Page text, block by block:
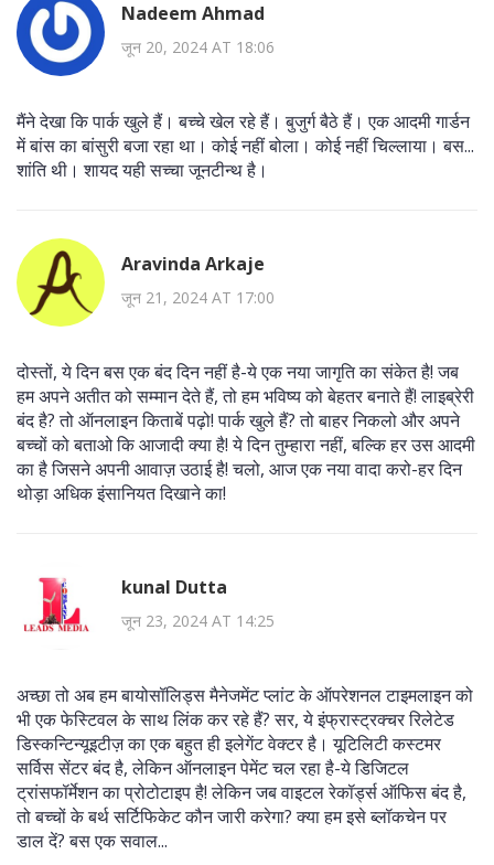
Nadeem Ahmad
जून 20, 2024 AT 18:06
मैंने देखा कि पार्क खुले हैं। बच्चे खेल रहे हैं। बुजुर्ग बैठे हैं। एक आदमी गार्डन
में बांस का बांसुरी बजा रहा था। कोई नहीं बोला। कोई नहीं चिल्लाया। बस...
शांति थी। शायद यही सच्चा जूनटीन्थ है।
Aravinda Arkaje
जून 21, 2024 AT 17:00
दोस्तों, ये दिन बस एक बंद दिन नहीं है-ये एक नया जागृति का संकेत है! जब
हम अपने अतीत को सम्मान देते हैं, तो हम भविष्य को बेहतर बनाते हैं! लाइब्रेरी
बंद है? तो ऑनलाइन किताबें पढ़ो! पार्क खुले हैं? तो बाहर निकलो और अपने
बच्चों को बताओ कि आजादी क्या है! ये दिन तुम्हारा नहीं, बल्कि हर उस आदमी
का है जिसने अपनी आवाज़ उठाई है! चलो, आज एक नया वादा करो-हर दिन
थोड़ा अधिक इंसानियत दिखाने का!
kunal Dutta
जून 23, 2024 AT 14:25
अच्छा तो अब हम बायोसॉलिड्स मैनेजमेंट प्लांट के ऑपरेशनल टाइमलाइन को
भी एक फेस्टिवल के साथ लिंक कर रहे हैं? सर, ये इंफ्रास्ट्रक्चर रिलेटेड
डिस्कन्टिन्यूइटीज़ का एक बहुत ही इलेगेंट वेक्टर है। यूटिलिटी कस्टमर
सर्विस सेंटर बंद है, लेकिन ऑनलाइन पेमेंट चल रहा है-ये डिजिटल
ट्रांसफॉर्मेशन का प्रोटोटाइप है! लेकिन जब वाइटल रेकॉर्ड्स ऑफिस बंद है,
तो बच्चों के बर्थ सर्टिफिकेट कौन जारी करेगा? क्या हम इसे ब्लॉकचेन पर
डाल दें? बस एक सवाल...